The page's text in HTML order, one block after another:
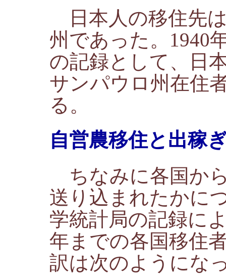
日本人の移住先
州であった。1940
の記録として、日
サンパウロ州在住
る。
自営農移住と出稼
ちなみに各国か
送り込まれたかに
学統計局の記録に
年までの各国移住
訳は次のようにな